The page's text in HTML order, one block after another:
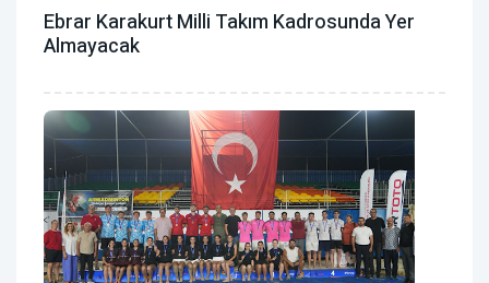
Ebrar Karakurt Milli Takım Kadrosunda Yer
Almayacak